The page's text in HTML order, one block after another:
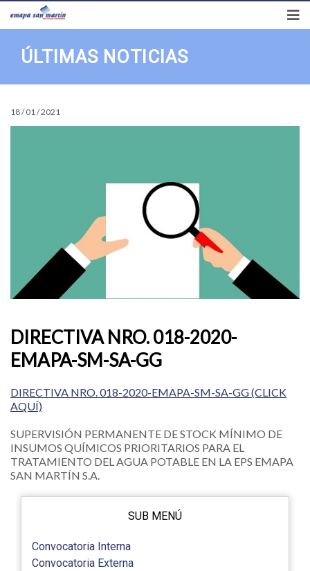
Síguenos en
ÚLTIMAS NOTICIAS
18 / 01 / 2021
DIRECTIVA NRO. 018-2020-
EMAPA-SM-SA-GG
DIRECTIVA NRO. 018-2020-EMAPA-SM-SA-GG (CLICK
AQUÍ)
SUPERVISIÓN PERMANENTE DE STOCK MÍNIMO DE
INSUMOS QUÍMICOS PRIORITARIOS PARA EL
TRATAMIENTO DEL AGUA POTABLE EN LA EPS EMAPA
SAN MARTÍN S.A.
SUB MENÚ
Convocatoria Interna
Convocatoria Externa